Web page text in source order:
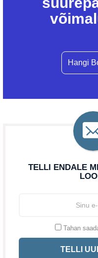
Hangi
TELLI ENDALE
Tahan
TELLI